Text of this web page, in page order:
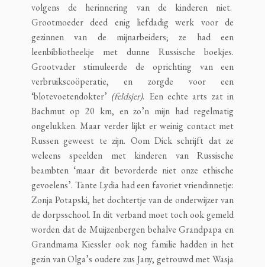
volgens de herinnering van de kinderen niet.
Grootmoeder deed enig liefdadig werk voor de
gezinnen van de mijnarbeiders; ze had een
leenbibliotheekje met dunne Russische boekjes.
Grootvader stimuleerde de oprichting van een
verbruikscoöperatie, en zorgde voor een
‘blotevoetendokter’ (feldsjer). Een echte arts zat in
Bachmut op 20 km, en zo’n mijn had regelmatig
ongelukken. Maar verder lijkt er weinig contact met
Russen geweest te zijn. Oom Dick schrijft dat ze
weleens speelden met kinderen van Russische
beambten ‘maar dit bevorderde niet onze ethische
gevoelens’. Tante Lydia had een favoriet vriendinnetje:
Zonja Potapski, het dochtertje van de onderwijzer van
de dorpsschool. In dit verband moet toch ook gemeld
worden dat de Muijzenbergen behalve Grandpapa en
Grandmama Kiessler ook nog familie hadden in het
gezin van Olga’s oudere zus Jany, getrouwd met Wasja